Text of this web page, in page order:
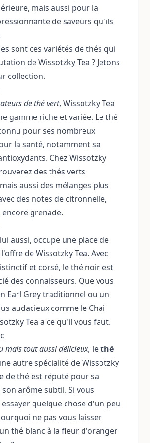
mais aussi pour la
de saveurs qu'ils
sont ces variétés de thés qui
de Wissotzky Tea ? Jetons
collection.
de thé vert, Wissotzky Tea
gamme riche et variée. Le thé
pour ses nombreux
la santé, notamment sa
Chez Wissotzky
des thés verts
aussi des mélanges plus
des notes de citronnelle,
grenade.
aussi, occupe une place de
de Wissotzky Tea. Avec
et corsé, le thé noir est
des connaisseurs. Que vous
Earl Grey traditionnel ou un
audacieux comme le Chai
Tea a ce qu'il vous faut.
mais tout aussi délicieux, lethé
autre spécialité de Wissotzky
de thé est réputé pour sa
arôme subtil. Si vous
essayer quelque chose d'un peu
ne pas vous laisser
thé blanc à la fleur d'oranger